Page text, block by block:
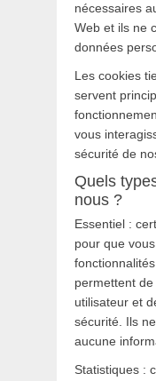
nécessaires
Web et ils ne
données
Les cookies
servent
vous
sécurité de
Quels
nous ?
Essentiel :
pour que
permettent
utilisateur et
sécurité. Ils
aucune
Statistiques :